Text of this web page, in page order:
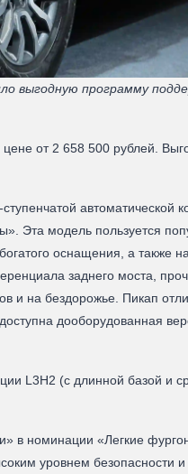
выгодную программу
от 2 658 500 рублей.
автоматической
Эта модель пользуется
оснащения, а также
заднего моста,
и на бездорожье. Пикап
дооборудованная
L3H2 (с длинной базой и
в номинации «Легкие
уровнем